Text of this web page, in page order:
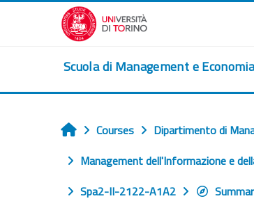
Skip to main content
Scuola di Management e
Home
Courses Dipartimento di
Management dell'Informazione e
Spa2-II-2122-A1A2